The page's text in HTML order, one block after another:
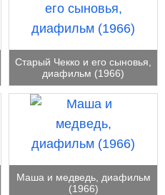
Старый Чекко и его сыновья,
диафильм (1966)
Маша и медведь, диафильм
(1966)